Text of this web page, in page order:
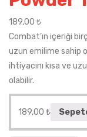
189,00 ₺
Combat’ın içeriği
uzun emilime sahip
ihtiyacını kısa ve
olabilir.
189,00 ₺